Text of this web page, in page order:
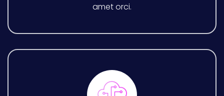
amet orci.